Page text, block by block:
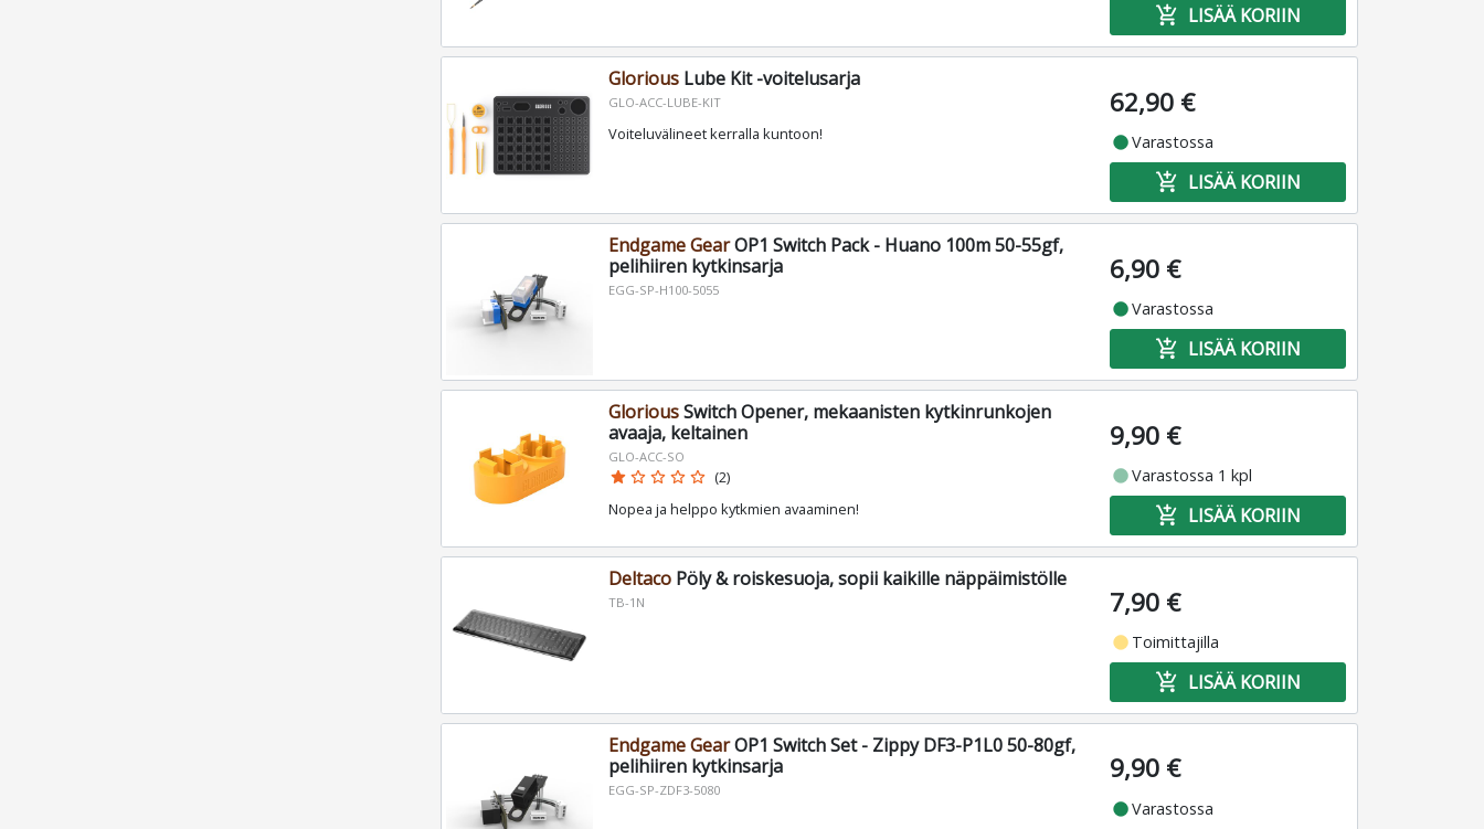
add_shopping_cart LISÄÄ KORIIN
GloriousLube Kit -voitelusarja
GLO-ACC-LUBE-KIT
Voiteluvälineet kerralla kuntoon!
62,90 €
fiber_manual_recordVarastossa
add_shopping_cart LISÄÄ KORIIN
Endgame GearOP1 Switch Pack - Huano 100m 50-55gf,
pelihiiren kytkinsarja
EGG-SP-H100-5055
6,90 €
fiber_manual_recordVarastossa
add_shopping_cart LISÄÄ KORIIN
GloriousSwitch Opener, mekaanisten kytkinrunkojen
avaaja, keltainen
GLO-ACC-SO
star star_border star_border star_border star_border (2)
Nopea ja helppo kytkmien avaaminen!
9,90 €
fiber_manual_recordVarastossa 1 kpl
add_shopping_cart LISÄÄ KORIIN
DeltacoPöly & roiskesuoja, sopii kaikille näppäimistölle
TB-1N 7,90 €
fiber_manual_record Toimittajilla
add_shopping_cart LISÄÄ KORIIN
Endgame GearOP1 Switch Set - Zippy DF3-P1L0 50-80gf,
pelihiiren kytkinsarja
EGG-SP-ZDF3-5080
9,90 €
fiber_manual_recordVarastossa